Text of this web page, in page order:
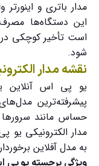
مدار باتری و
این دستگاه‌ها
است تأخیر کوچکی در
شود.
نقشه مدار
یو پی اس آنلاین
پیشرفته‌ترین
حساس مانند
مدار الکترونیکی یو
به مدل آفلاین
ویژگی برجسته یو پی